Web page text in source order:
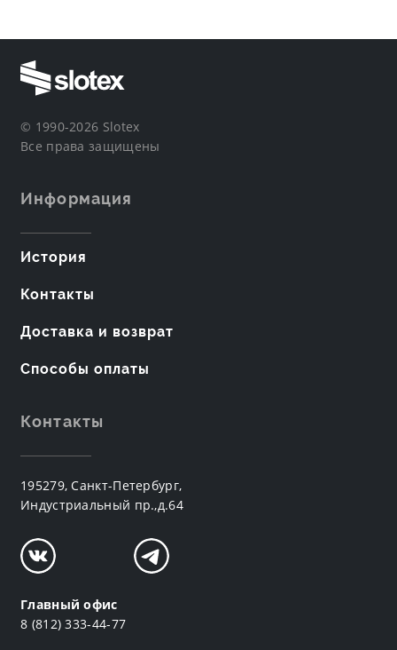
© 1990-2026 Slotex
Все права защищены
Информация
История
Контакты
Доставка и возврат
Способы оплаты
Контакты
195279, Санкт-Петербург,
Индустриальный пр.,д.64
Главный офис
8 (812) 333-44-77